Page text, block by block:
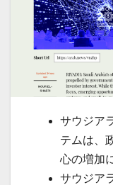
サウジア
テムは、
心の増加
サウジア